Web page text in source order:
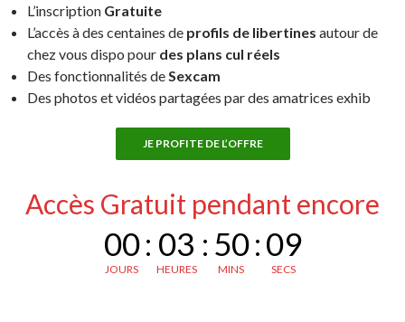
L’inscription Gratuite
L’accès à des centaines de profils de libertines autour de
chez vous dispo pour des plans cul réels
Des fonctionnalités de Sexcam
Des photos et vidéos partagées par des amatrices exhib
JE PROFITE DE L’OFFRE
Accès Gratuit pendant encore
00
JOURS
: 03
HEURES
: 50
MINS
:08
SECS